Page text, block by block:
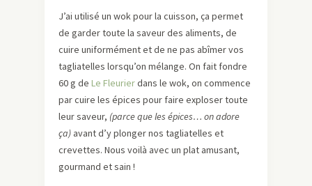
J’ai utilisé un wok pour la cuisson, ça permet
de garder toute la saveur des aliments, de
cuire uniformément et de ne pas abîmer vos
tagliatelles lorsqu’on mélange. On fait fondre
60 g de Le Fleurierdans le wok, on commence
par cuire les épices pour faire exploser toute
leur saveur, (parce que les épices… on adore
ça) avant d’y plonger nos tagliatelles et
crevettes. Nous voilà avec un plat amusant,
gourmand et sain !